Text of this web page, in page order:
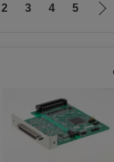
2 3 4 5
Jít